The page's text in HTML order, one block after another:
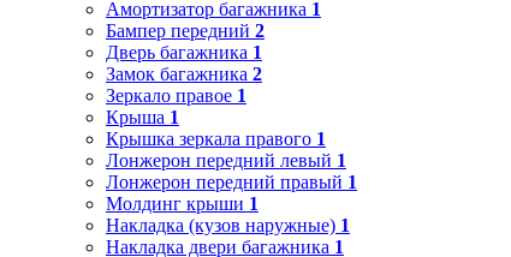
Амортизатор багажника 1
Бампер передний 2
Дверь багажника 1
Замок багажника 2
Зеркало правое 1
Крыша 1
Крышка зеркала правого 1
Лонжерон передний левый 1
Лонжерон передний правый 1
Молдинг крыши 1
Накладка (кузов наружные) 1
Накладка двери багажника 1